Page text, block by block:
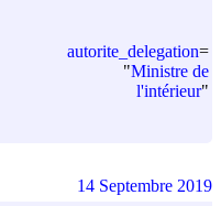
autorite_delegation=
"Ministre de
l'intérieur"
14 Septembre 2019